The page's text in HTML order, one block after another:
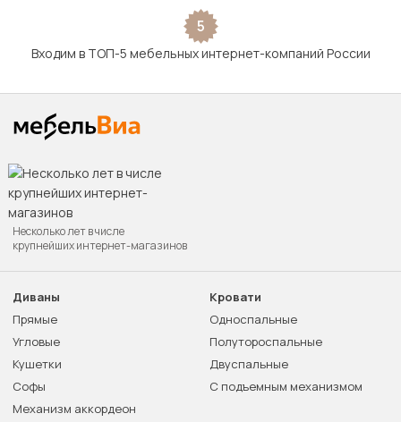
5
Входим в ТОП-5 мебельных интернет-компаний России
Несколько лет в числе
крупнейших интернет-магазинов
Диваны
Прямые
Угловые
Кушетки
Софы
Механизм аккордеон
Кровати
Односпальные
Полутороспальные
Двуспальные
С подъемным механизмом